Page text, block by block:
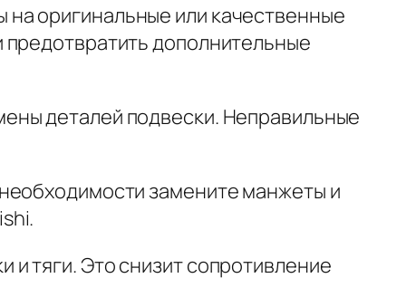
оригинальные или качественные
дополнительные
деталей подвески. Неправильные
замените манжеты и
тяги. Это снизит сопротивление